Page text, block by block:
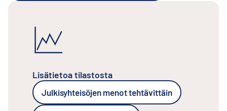
Lisätietoa tilastosta
Julkisyhteisöjen menot tehtävittäin